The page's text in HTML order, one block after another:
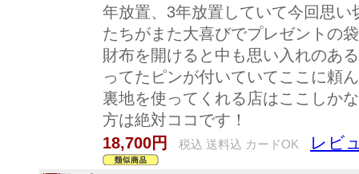
年放置、3年放置していて今回思
たちがまた大喜びでプレゼントの
財布を開けると中も思い入れのあ
ってたピンが付いていてここに頼
裏地を使ってくれる店はここしか
方は絶対ココです！
18,700円
税込 送料込 カードOK レビ